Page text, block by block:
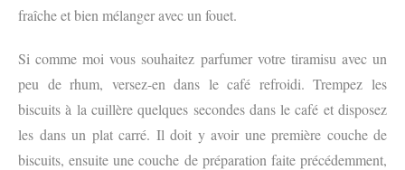
fraîche et bien mélanger avec un fouet.
Si comme moi vous souhaitez parfumer votre tiramisu avec un
peu de rhum, versez-en dans le café refroidi. Trempez les
biscuits à la cuillère quelques secondes dans le café et disposez
les dans un plat carré. Il doit y avoir une première couche de
biscuits, ensuite une couche de préparation faite précédemment,